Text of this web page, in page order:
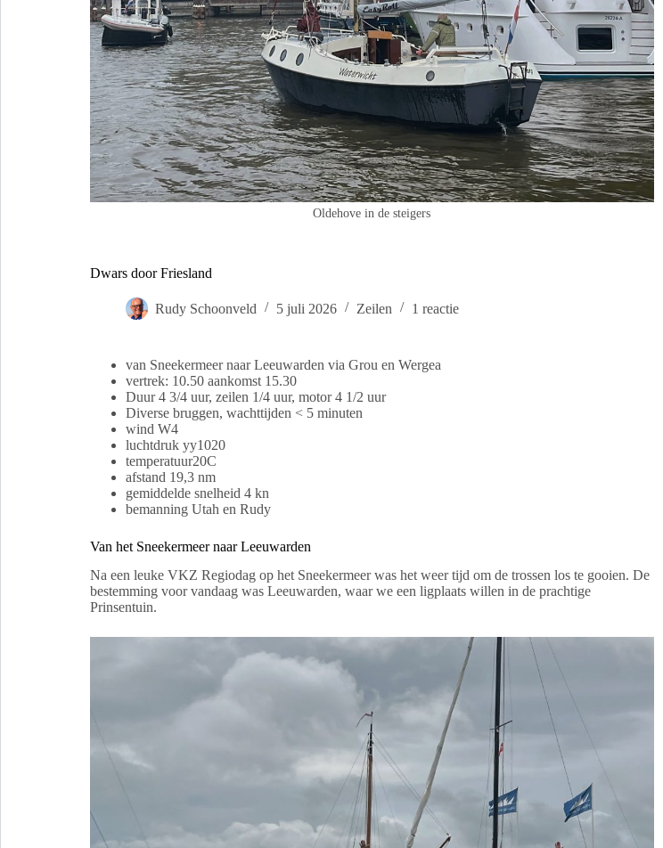
Oldehove in de steigers
Dwars door Friesland
Rudy Schoonveld 5 juli 2026 Zeilen 1 reactie
van Sneekermeer naar Leeuwarden via Grou en Wergea
vertrek: 10.50 aankomst 15.30
Duur 4 3/4 uur, zeilen 1/4 uur, motor 4 1/2 uur
Diverse bruggen, wachttijden < 5 minuten
wind W4
luchtdruk yy1020
temperatuur20C
afstand 19,3 nm
gemiddelde snelheid 4 kn
bemanning Utah en Rudy
Van het Sneekermeer naar Leeuwarden
Na een leuke VKZ Regiodag op het Sneekermeer was het weer tijd om de trossen los te gooien. De
bestemming voor vandaag was Leeuwarden, waar we een ligplaats willen in de prachtige
Prinsentuin.